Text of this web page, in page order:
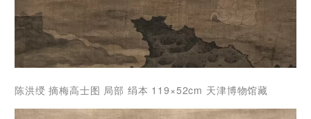
陈洪绶 摘梅高士图 局部 绢本 119×52cm 天津博物馆藏